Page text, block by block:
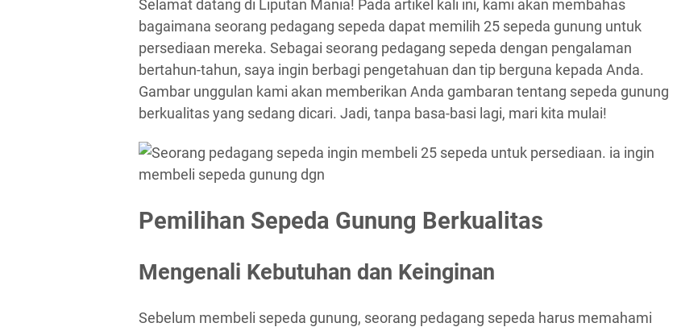
Selamat datang di Liputan Mania! Pada artikel kali ini, kami akan membahas
bagaimana seorang pedagang sepeda dapat memilih 25 sepeda gunung untuk
persediaan mereka. Sebagai seorang pedagang sepeda dengan pengalaman
bertahun-tahun, saya ingin berbagi pengetahuan dan tip berguna kepada Anda.
Gambar unggulan kami akan memberikan Anda gambaran tentang sepeda gunung
berkualitas yang sedang dicari. Jadi, tanpa basa-basi lagi, mari kita mulai!
Pemilihan Sepeda Gunung Berkualitas
Mengenali Kebutuhan dan Keinginan
Sebelum membeli sepeda gunung, seorang pedagang sepeda harus memahami